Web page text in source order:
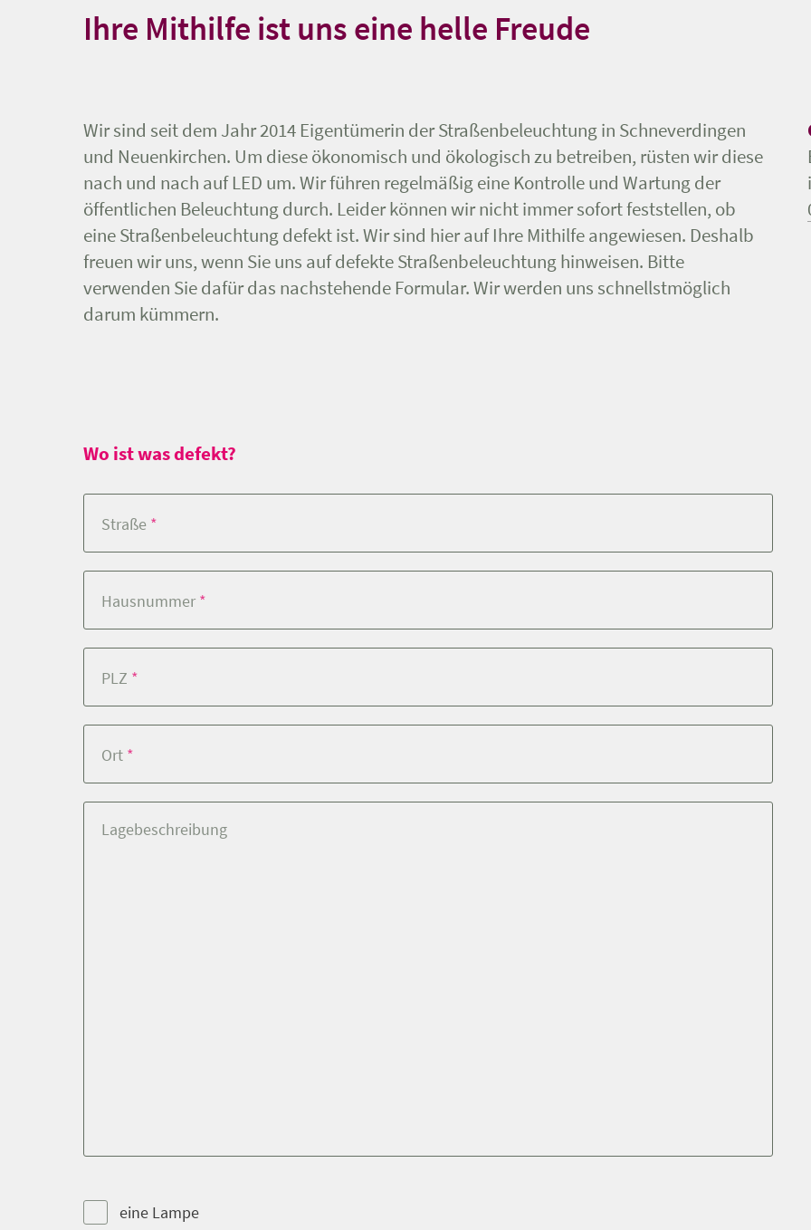
Ihre Mithilfe ist uns eine helle Freude
Wir sind seit dem Jahr 2014 Eigentümerin der Straßenbeleuchtung in Schneverdingen
und Neuenkirchen. Um diese ökonomisch und ökologisch zu betreiben, rüsten wir diese
nach und nach auf LED um. Wir führen regelmäßig eine Kontrolle und Wartung der
öffentlichen Beleuchtung durch. Leider können wir nicht immer sofort feststellen, ob
eine Straßenbeleuchtung defekt ist. Wir sind hier auf Ihre Mithilfe angewiesen. Deshalb
freuen wir uns, wenn Sie uns auf defekte Straßenbeleuchtung hinweisen. Bitte
verwenden Sie dafür das nachstehende Formular. Wir werden uns schnellstmöglich
darum kümmern.
Wo ist was defekt?
Straße
Hausnummer
PLZ
Ort
Lagebeschreibung
eine Lampe